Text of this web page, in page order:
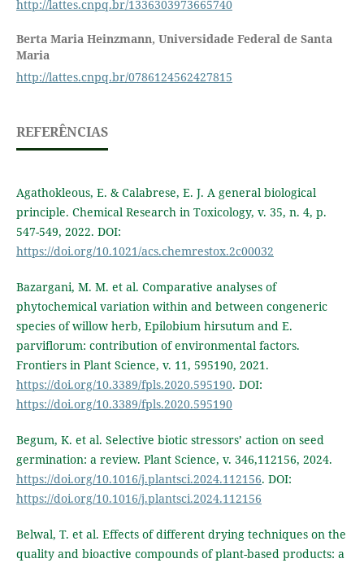
http://lattes.cnpq.br/1336303973665740
Berta Maria Heinzmann, Universidade Federal de Santa
Maria
http://lattes.cnpq.br/0786124562427815
REFERÊNCIAS
Agathokleous, E. & Calabrese, E. J. A general biological
principle. Chemical Research in Toxicology, v. 35, n. 4, p.
547-549, 2022. DOI:
https://doi.org/10.1021/acs.chemrestox.2c00032
Bazargani, M. M. et al. Comparative analyses of
phytochemical variation within and between congeneric
species of willow herb, Epilobium hirsutum and E.
parviflorum: contribution of environmental factors.
Frontiers in Plant Science, v. 11, 595190, 2021.
https://doi.org/10.3389/fpls.2020.595190. DOI:
https://doi.org/10.3389/fpls.2020.595190
Begum, K. et al. Selective biotic stressors’ action on seed
germination: a review. Plant Science, v. 346,112156, 2024.
https://doi.org/10.1016/j.plantsci.2024.112156. DOI:
https://doi.org/10.1016/j.plantsci.2024.112156
Belwal, T. et al. Effects of different drying techniques on the
quality and bioactive compounds of plant-based products: a